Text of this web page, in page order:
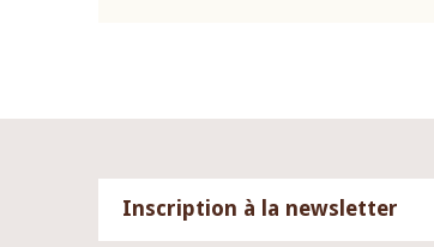
Inscription à la newsletter